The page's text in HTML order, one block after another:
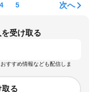
4 5 次へ
受け取る
すすめ情報なども配信しま
取る